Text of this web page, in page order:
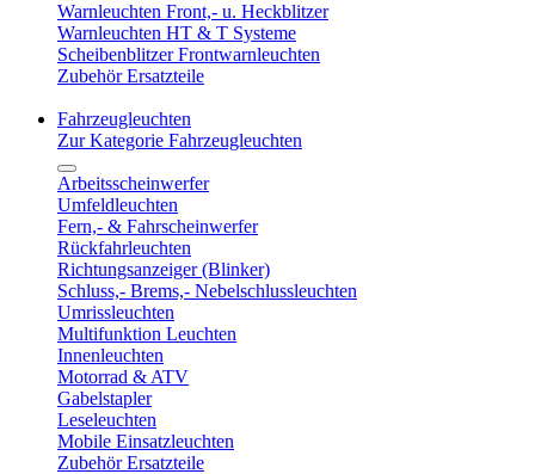
Warnleuchten Front,- u. Heckblitzer
Warnleuchten HT & T Systeme
Scheibenblitzer Frontwarnleuchten
Zubehör Ersatzteile
Fahrzeugleuchten
Zur Kategorie Fahrzeugleuchten
Arbeitsscheinwerfer
Umfeldleuchten
Fern,- & Fahrscheinwerfer
Rückfahrleuchten
Richtungsanzeiger (Blinker)
Schluss,- Brems,- Nebelschlussleuchten
Umrissleuchten
Multifunktion Leuchten
Innenleuchten
Motorrad & ATV
Gabelstapler
Leseleuchten
Mobile Einsatzleuchten
Zubehör Ersatzteile